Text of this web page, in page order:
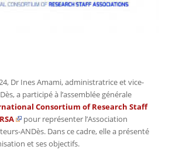
Dr Ines Amami, administratrice et vice-
a participé à l’assemblée générale
Consortium of Research Staff
pour représenter l’Association
ANDès. Dans ce cadre, elle a présenté
et ses objectifs.